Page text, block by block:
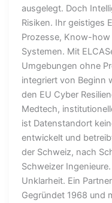
ausgelegt. Doch
Risiken. Ihr geistiges
Prozesse, Know-
Systemen. Mit
Umgebungen ohne
integriert von Beginn
den EU Cyber
Medtech,
ist Datenstandort
entwickelt und
der Schweiz, nach
Schweizer
Unklarheit. Ein
Gegründet 1968 und